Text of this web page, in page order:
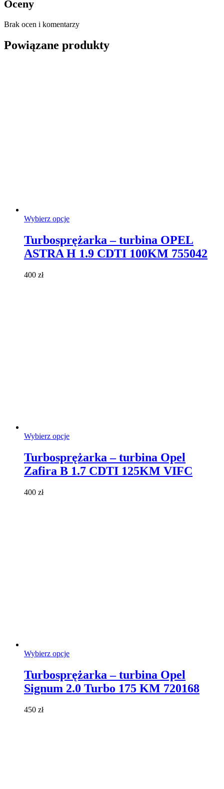
Oceny
Brak ocen i komentarzy
Powiązane produkty
Wybierz opcjeTen
wiele
wariantów.
Turbosprężarka – turbina OPEL
ASTRA H 1.9 CDTI 100KM 755042
400 zł
Wybierz opcjeTen
wiele
wariantów.
Turbosprężarka – turbina Opel
Zafira B 1.7 CDTI 125KM VIFC
400 zł
Wybierz opcjeTen
wiele
wariantów.
Turbosprężarka – turbina Opel
Signum 2.0 Turbo 175 KM 720168
450 zł